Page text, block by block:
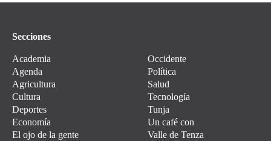
Secciones
Academia
Agenda
Agricultura
Cultura
Deportes
Economía
El ojo de la gente
Occidente
Política
Salud
Tecnología
Tunja
Un café con
Valle de Tenza